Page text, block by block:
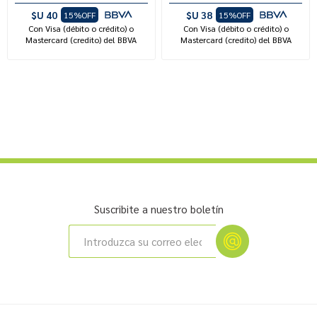
$U 40
15%OFF
Con Visa (débito o crédito) o
Mastercard (credito) del BBVA
$U 38
15%OFF
Con Visa (débito o crédito) o
Mastercard (credito) del BBVA
Suscribite a nuestro boletín